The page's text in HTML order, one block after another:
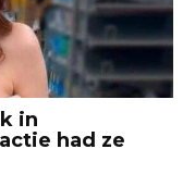
in
had ze